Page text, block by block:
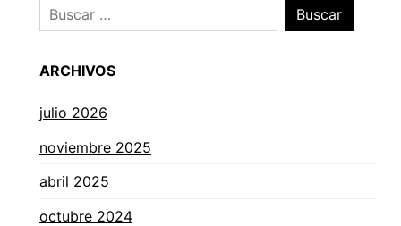
ARCHIVOS
julio 2026
noviembre 2025
abril 2025
octubre 2024